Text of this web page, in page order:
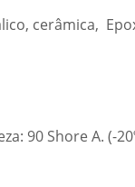
cerâmica,
90 Shore A. (-